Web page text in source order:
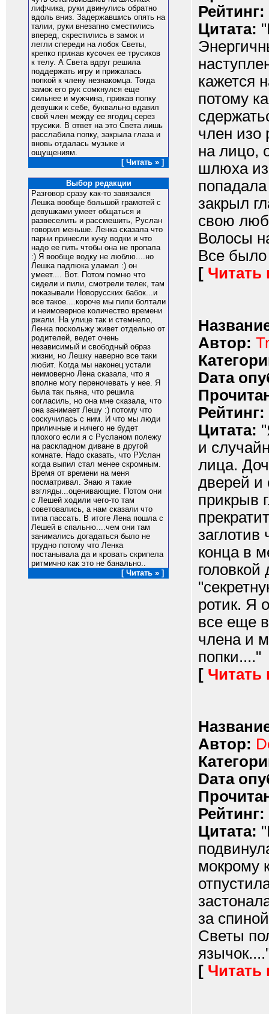
лифчика, руки двинулись обратно
вдоль вниз. Задержавшись опять на
талии, руки внезапно сместились
вперед, скрестились в замок и
легли спереди на лобок Светы,
крепко прижав кусочек ее трусиков
к телу. А Света вдруг решила
поддержать игру и прижалась
попкой к члену незнакомца. Тогда
замок его рук сомкнулся еще
сильнее и мужчина, прижав попку
девушки к себе, буквально вдавил
свой член между ее ягодиц серез
трусики. В ответ на это Света лишь
расслабила попку, закрыла глаза и
вновь отдалась музыке и
ощущениям.
[ Читать » ]
Выбор редакции
Разговор сразу как-то завязался
Лешка вообще большой грамотей с
девушками умеет общаться и
развеселить и рассмешить, Руслан
говорил меньше. Ленка сказала что
парни принесли кучу водки и что
надо ее пить чтобы она не пропала
:) Я вообще водку не люблю....но
Лешка падлюка уламал :) он
умеет.... Вот. Потом помню что
сидели и пили, смотрели телек, там
показывали Новорусских бабок...и
все такое....короче мы пили болтали
и неимоверное количество времени
ржали. На улице так и стемнело,
Ленка поскольжу живет отдельно от
родителей, ведет очень
независимый и свободный образ
жизни, но Лешку наверно все таки
любит. Когда мы наконец устали
неимоверно Лена сказала, что я
вполне могу переночевать у нее. Я
была так пьяна, что решила
согласиль, но она мне сказала, что
она занимает Лешу :) потому что
соскучилась с ним. И что мы люди
приличные и ничего не будет
плохого если я с Русланом полежу
на раскладном диване в другой
комнате. Надо сказать, что РУслан
когда выпил стал менее скромным.
Время от времени на меня
посматривал. Знаю я такие
взгляды...оценивающие. Потом они
с Лешей ходили чего-то там
советовались, а нам сказали что
типа пассать. В итоге Лена пошла с
Лешей в спальню....чем они там
занимались догадаться было не
трудно потому что Ленка
постанывала да и кровать скрипела
ритмично как это не банально..
[ Читать » ]
Рейтинг:
Цитата:
кажется
потому
член изо
на лицо,
шлюха из
закрыл
свою
Волосы
Все было
[ Читать
Автор:
Dата
Рейтинг:
Цитата:
и
лица.
дверей и
прикрыв
заглотив
конца в
ротик. Я
все еще
члена и
попки...."
[ Читать
Автор:
Dата
Рейтинг:
Цитата:
мокрому
за
Светы
[ Читать